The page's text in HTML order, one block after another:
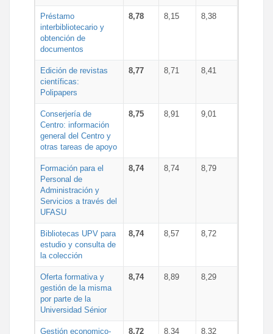
Préstamo
interbibliotecario y
obtención de
documentos
8,78 8,15 8,38
Edición de revistas
científicas:
Polipapers
8,77 8,71 8,41
Conserjería de
Centro: información
general del Centro y
otras tareas de apoyo
8,75 8,91 9,01
Formación para el
Personal de
Administración y
Servicios a través del
UFASU
8,74 8,74 8,79
Bibliotecas UPV para
estudio y consulta de
la colección
8,74 8,57 8,72
Oferta formativa y
gestión de la misma
por parte de la
Universidad Sénior
8,74 8,89 8,29
Gestión economico- 8,72 8,34 8,32